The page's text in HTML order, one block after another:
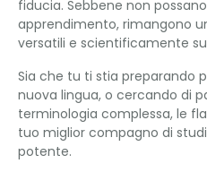
fiducia. Sebbene non
apprendimento, rimangono
versatili e scientificamente
Sia che tu ti stia preparando
nuova lingua, o cercando di
terminologia complessa, le
tuo miglior compagno di
potente.